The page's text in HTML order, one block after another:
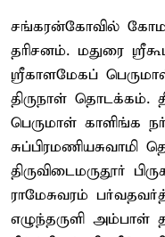
சங்கரன்கோவில்
தரிசனம். மதுரை
ஸ்ரீகாளமேகப்
திருநாள் தொடக்கம்.
பெருமாள் காளிங்க
சுப்பிரமணியசுவாமி
திருவிடைமருதூர்
ராமேசுவரம்
எழுந்தருளி அம்பாள்